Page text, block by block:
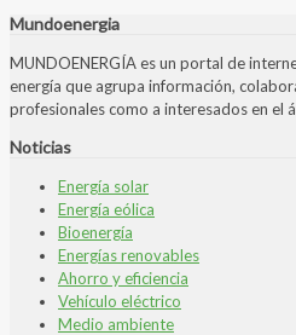
Mundoenergia
MUNDOENERGÍA es un portal de
energía que agrupa información,
profesionales como a interesados en el
Noticias
Energía solar
Energía eólica
Bioenergía
Energías renovables
Ahorro y eficiencia
Vehículo eléctrico
Medio ambiente